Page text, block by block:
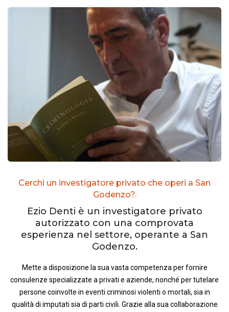
Cerchi un investigatore privato che operi a San
Godenzo?.
Ezio Denti è un investigatore privato
autorizzato con una comprovata
esperienza nel settore, operante a San
Godenzo.
Mette a disposizione la sua vasta competenza per fornire
consulenze specializzate a privati e aziende, nonché per tutelare
persone coinvolte in eventi criminosi violenti o mortali, sia in
qualità di imputati sia di parti civili. Grazie alla sua collaborazione